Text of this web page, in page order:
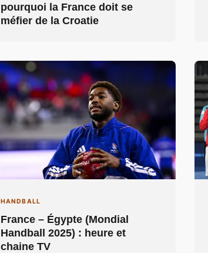
pourquoi la France doit se
méfier de la Croatie
HANDBALL
France – Égypte (Mondial
Handball 2025) : heure et
chaine TV